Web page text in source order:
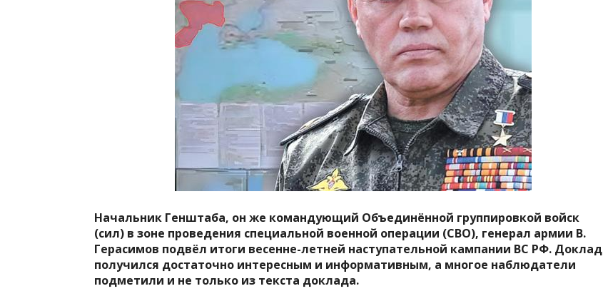
Начальник Генштаба, он же командующий Объединённой группировкой войск
(сил) в зоне проведения специальной военной операции (СВО), генерал армии В.
Герасимов подвёл итоги весенне-летней наступательной кампании ВС РФ. Доклад
получился достаточно интересным и информативным, а многое наблюдатели
подметили и не только из текста доклада.